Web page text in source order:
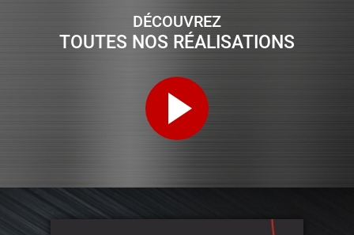
DÉCOUVREZ
TOUTES NOS RÉALISATIONS